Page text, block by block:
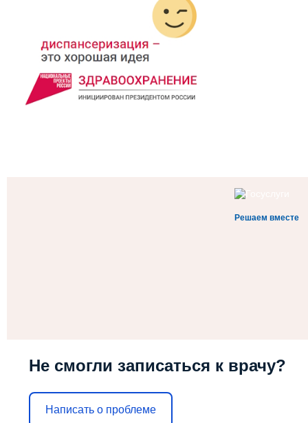
Решаем вместе
Не смогли записаться к врачу?
Написать о проблеме